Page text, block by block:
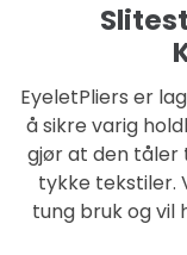
EyeletPliers er
å sikre varig
gjør at den tåler
tykke tekstiler.
tung bruk og vil